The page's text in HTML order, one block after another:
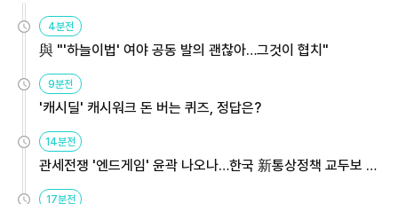
4분전
與 "'하늘이법' 여야 공동 발의 괜찮아…그것이 협치"
9분전
'캐시딜' 캐시워크 돈 버는 퀴즈, 정답은?
14분전
관세전쟁 '엔드게임' 윤곽 나오나…한국 新통상정책 교두보 활
용해야
17분전